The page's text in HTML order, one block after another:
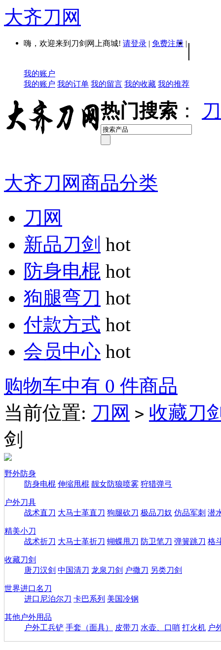
大齐刀网
嗨，欢迎来到刀剑网上商城! 请登录 | 免费注册 | |
我的账户
我的账户 我的订单 我的留言 我的收藏 我的推荐
热门搜索 ：
大齐刀网商品分类
刀网
新品刀剑 hot
防身电棍 hot
狗腿弯刀 hot
付款方式 hot
会员中心 hot
购物车中有 0 件商品
当前位置: 刀网 > 收藏刀
剑
野外防身
防身电棍 伸缩甩棍 靓女防狼喷雾 狩猎弹弓
户外刀具
战术直刀 大马士革直刀 狗腿砍刀 极品刀奴 仿品军刺 潜
精美小刀
战术折刀 大马士革折刀 蝴蝶甩刀 防卫笔刀 弹簧跳刀 格
收藏刀剑
唐刀汉剑 中国清刀 龙泉刀剑 户撒刀 另类刀剑
世界进口名刀
进口尼泊尔刀 卡巴系列 美国冷钢
其他户外用品
户外工兵铲 手套（面具） 皮带刀 水壶、口哨 打火机 户